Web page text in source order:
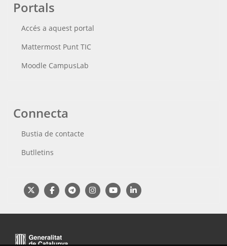
Portals
Accés a aquest portal
Mattermost Punt TIC
Moodle CampusLab
Connecta
Bustia de contacte
Butlletins